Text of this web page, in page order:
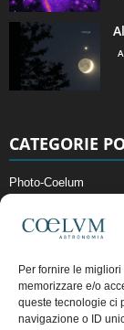
Per fornire le
memorizzare e/o
queste tecnologie ci
navigazione o ID
CATEGORIE
Photo-Coelum
News di Astronomia
Cielo del Mese
Astronomia,
Articoli e Risorse On-